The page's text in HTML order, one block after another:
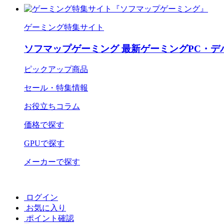
ゲーミング特集サイト
ソフマップゲーミング 最新ゲーミングPC・デ
ピックアップ商品
セール・特集情報
お役立ちコラム
価格で探す
GPUで探す
メーカーで探す
ログイン
お気に入り
ポイント確認